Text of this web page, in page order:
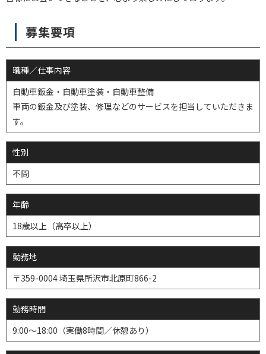
募集要項
職種／仕事内容
自動車鈑金・自動車塗装・自動車整備
車両の鈑金及び塗装、修理などのサービスを担当していただきま
す。
性別
不問
年齢
18歳以上（高卒以上）
勤務地
〒359-0004 埼玉県所沢市北原町866-2
勤務時間
9:00～18:00（実働8時間／休憩あり）